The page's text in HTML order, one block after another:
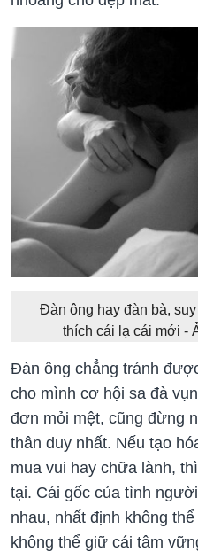
Đàn ông hay đàn bà,
thích cái lạ cái mới -
Đàn ông chẳng tránh
cho mình cơ hội sa đà
đơn mỏi mệt, cũng đừng
thân duy nhất. Nếu tạo
mua vui hay chữa lành,
tại. Cái gốc của tình
nhau, nhất định không
không thể giữ cái tâm